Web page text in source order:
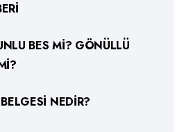
BES MI? GÖNÜLLÜ
NEDIR?